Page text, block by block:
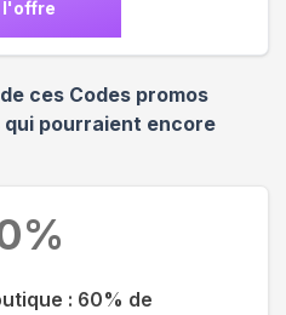
l'offre
ces Codes promos
qui pourraient encore
: 60% de
%